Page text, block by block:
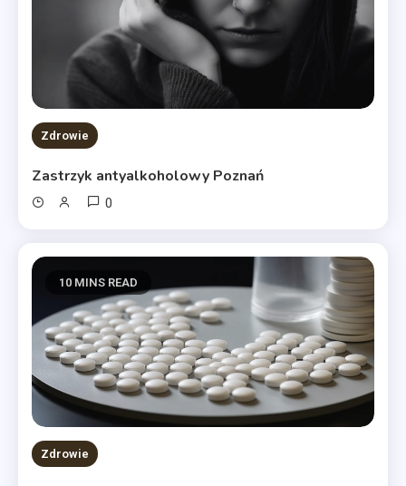
Zdrowie
Zastrzyk antyalkoholowy Poznań
0
10 MINS READ
Zdrowie